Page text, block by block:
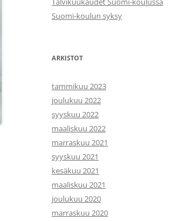
Suomi-koulun syksy
ARKISTOT
tammikuu 2023
joulukuu 2022
syyskuu 2022
maaliskuu 2022
marraskuu 2021
syyskuu 2021
kesäkuu 2021
maaliskuu 2021
joulukuu 2020
marraskuu 2020